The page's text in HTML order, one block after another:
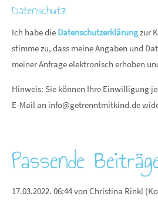
Datenschutz
Ich habe die Datenschutzerklärungzur
stimme zu, dass meine Angaben und
meiner Anfrage elektronisch erhoben
Hinweis: Sie können Ihre Einwilligung
E-Mail an info@getrenntmitkind.de
Passende
17.03.2022. 06:44von Christina Rinkl